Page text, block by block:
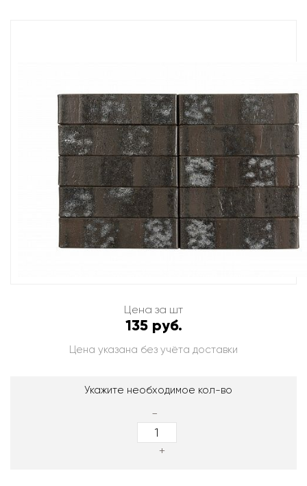
Цена за шт
135 руб.
Цена указана без учёта доставки
Укажите необходимое кол-во
-
+